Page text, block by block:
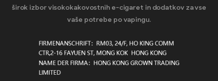
širok izbor visokokakovostnih e-cigaret in dodatkov za vse
vaše potrebe po vapingu.